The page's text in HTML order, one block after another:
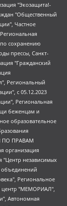
Благотворительный фонд развития филантропии, Deutsche Welle (Германия, Kurt-Schumacher-Strasse 3, 53113 Bonn), Борзунова Мария Михайловна, Воробьев Виктор Викторович, Голубева Анна Львовна, Константинова Алла Михайловна, Малкова Ирина Владимировна, Мурадов Мурад Абдулгалимович, Осетинская Елизавета Николаевна, Понасенков Евгений Николаевич, Ганапольский Матвей Юрьевич, Киселев Евгений Алексеевич, Борухович Ирина Григорьевна, Дремин Иван Тимофеевич, Дубровский Дмитрий Викторович, Красноярская региональная общественная организация поддержки и развития альтернативных образовательных технологий и межкультурных коммуникаций "ИНТЕРРА", Маяковская Екатерина Алексеевна, Фейгин Марк Захарович, Филимонов Андрей Викторович, Дзугкоева Регина Николаевна, Доброхотов Роман Александрович, Дудь Юрий Александрович, Елкин Сергей Владимирович, Кругликов Кирилл Игоревич, Сабунаева Мария Леонидовна, Семенов Алексей Владимирович, Шаинян Карен Багратович, Шульман Екатерина Михайловна, Асафьев Артур Валерьевич, Вахштайн Виктор Семенович, Венедиктов Алексей Алексеевич, Лушникова Екатерина Евгеньевна, Волков Леонид Михайлович, Невзоров Александр Глебович, Пархоменко Сергей Борисович, Сироткин Ярослав Николаевич, Кара-Мурза Владимир Владимирович, Баранова Наталья Владимировна, Гозман Леонид Яковлевич, Кагарлицкий Борис Юльевич, Климарев Михаил Валерьевич, Милов Владимир Станиславович, Автономная некоммерческая организация Краснодарский центр современного искусства "Типография", Моргенштерн Алишер Тагирович, Соболь Любовь Эдуардовна, Общество с ограниченной ответственностью "ЛИЗА НОРМ", Каспаров Гарри Кимович, Ходорковский Михаил Борисович, Общество с ограниченной ответственностью "Апрельские тезисы", Данилович Ирина Брониславовна, Кашин Олег Владимирович, Петров Николай Владимирович, Пивоваров Алексей Владимирович, Соколов Михаил Владимирович, Цветкова Юлия Владимировна, Чичваркин Евгений Александрович, Комитет против пыток/Команда против пыток, Общество с ограниченной ответственностью "Первый научный", Общество с ограниченной ответственностью "Вертолет и ко", Белоцерковская Вероника Борисовна, Кац Максим Евгеньевич, Лазарева Татьяна Юрьевна, Шаведдинов Руслан Табризович, Яшин Илья Валерьевич, Общество с ограниченной ответственностью "Иноагент ААВ", Алешковский Дмитрий Петрович, Альбац Евгения Марковна, Быков Дмитрий Львович, Галямина Юлия Евгеньевна, Лойко Сергей Леонидович, Мартынов Кирилл Константинович, Медведев Сергей Александрович, Крашенинников Федор Геннадиевич, Гордеева Катерина Вл